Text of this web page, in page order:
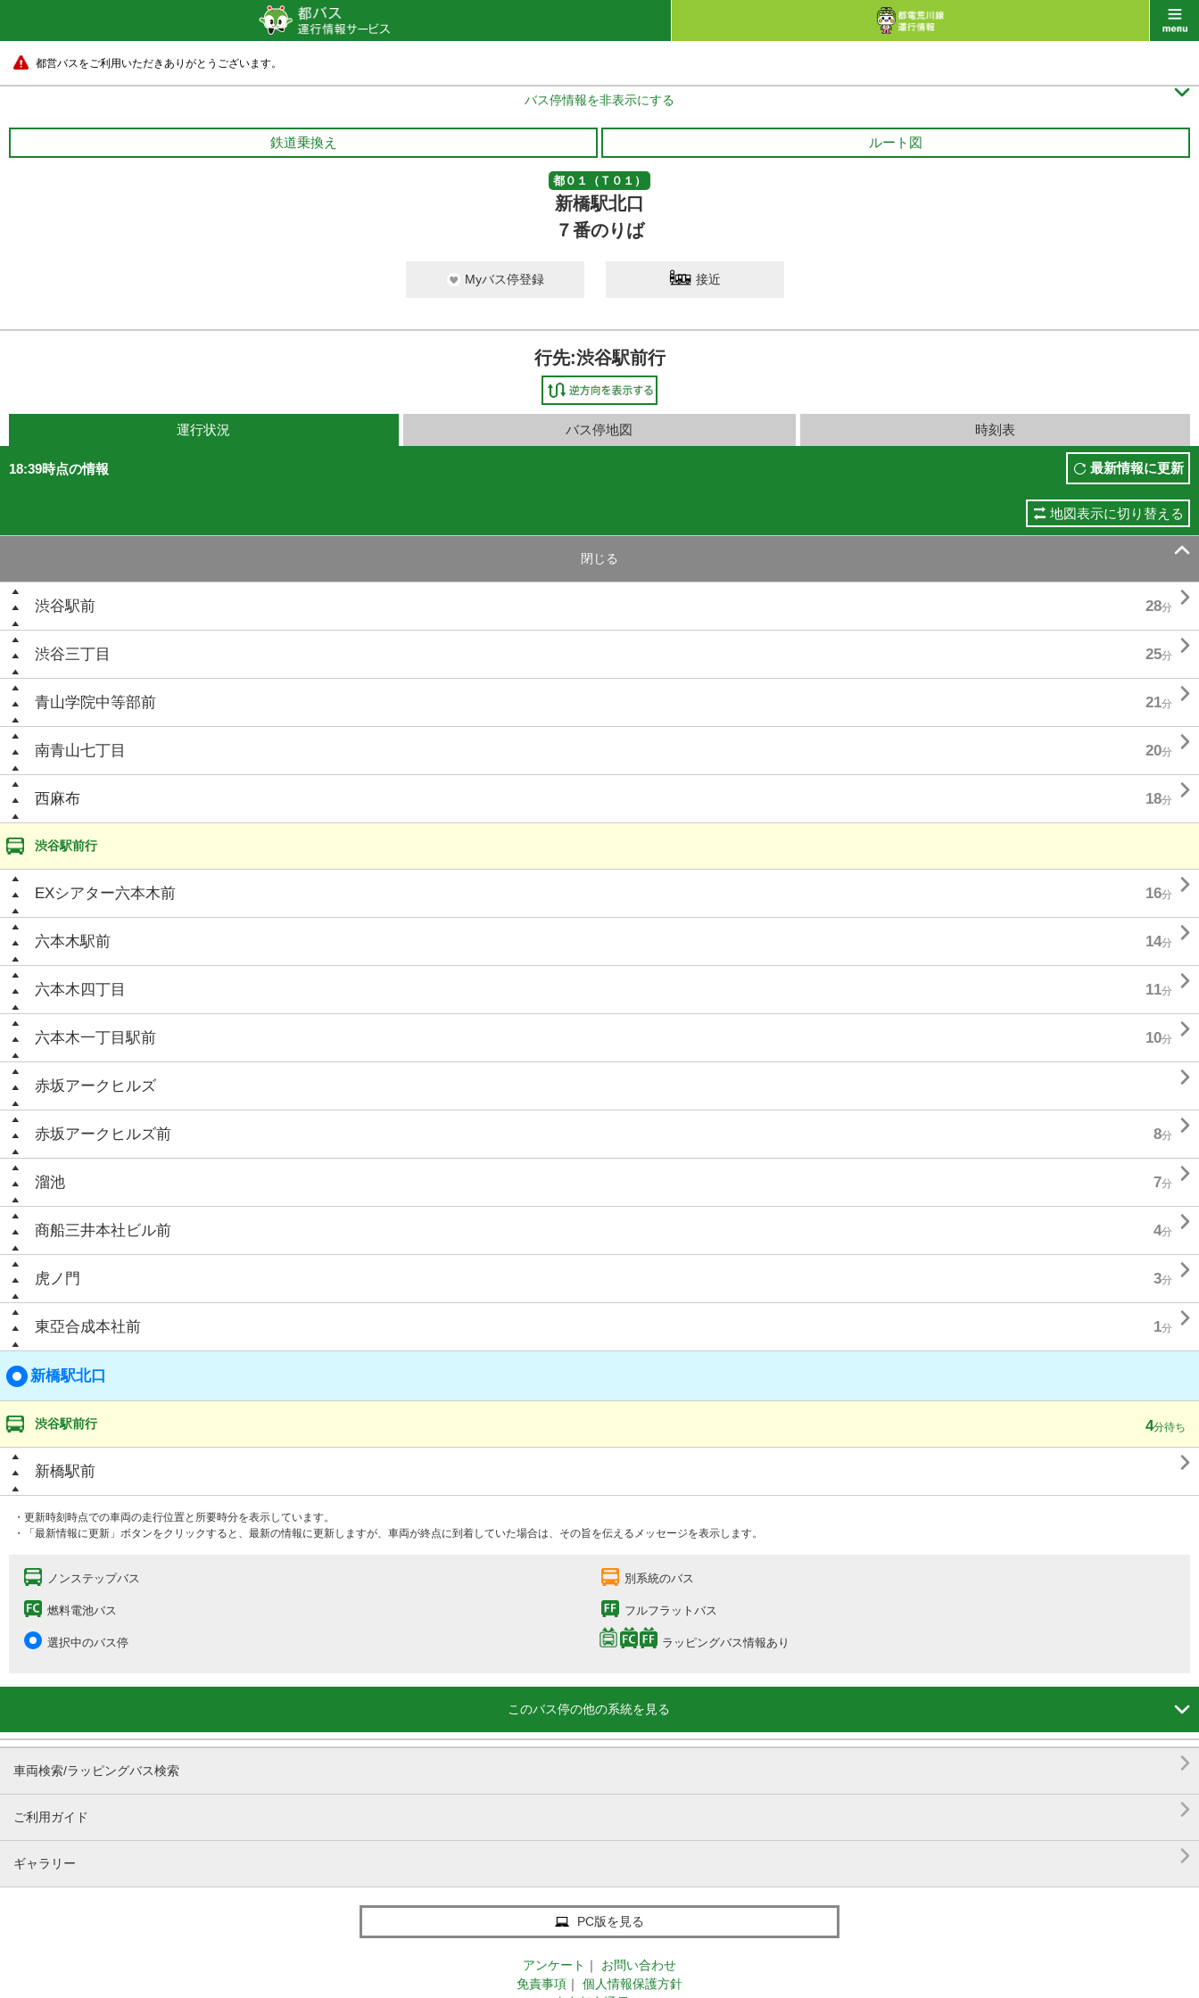
都営バスをご利用いただきありがとうございます。
バス停情報を非表示にする 
鉄道乗換え ルート図
都０１（Ｔ０１）
新橋駅北口
７番のりば
Myバス停登録 接近
行先:渋谷駅前行
運行状況 バス停地図 時刻表
18:39時点の情報 最新情報に更新
地図表示に切り替える
閉じる 
渋谷駅前 28分 
渋谷三丁目 25分 
青山学院中等部前 21分 
南青山七丁目 20分 
西麻布 18分 
渋谷駅前行
EXシアター六本木前 16分 
六本木駅前 14分 
六本木四丁目 11分 
六本木一丁目駅前 10分 
赤坂アークヒルズ 
赤坂アークヒルズ前 8分 
溜池 7分 
商船三井本社ビル前 4分 
虎ノ門 3分 
東亞合成本社前 1分 
新橋駅北口
渋谷駅前行 4分待ち
新橋駅前 
・更新時刻時点での車両の走行位置と所要時分を表示しています。
・「最新情報に更新」ボタンをクリックすると、最新の情報に更新しますが、車両が終点に到着していた場合は、その旨を伝えるメッセージを表示します。
ノンステップバス 別系統のバス
燃料電池バス フルフラットバス
選択中のバス停 ラッピングバス情報あり
このバス停の他の系統を見る 
車両検索/ラッピングバス検索 
ご利用ガイド 
ギャラリー 
PC版を見る
アンケート ｜
お問い合わせ
免責事項 ｜
個人情報保護方針